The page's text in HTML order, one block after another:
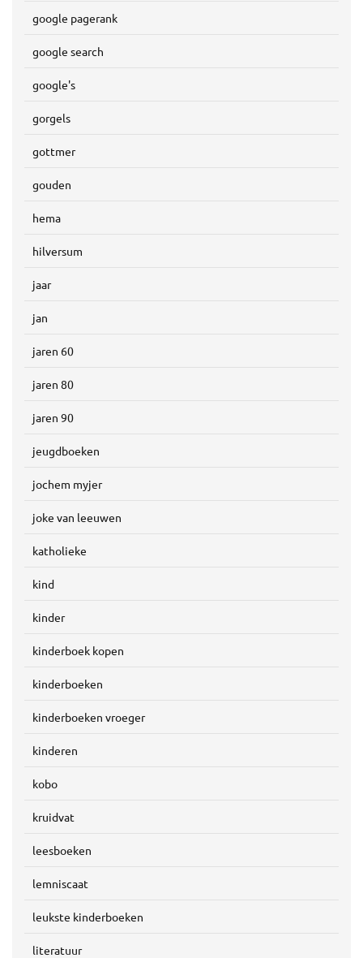
google pagerank
google search
google's
gorgels
gottmer
gouden
hema
hilversum
jaar
jan
jaren 60
jaren 80
jaren 90
jeugdboeken
jochem myjer
joke van leeuwen
katholieke
kind
kinder
kinderboek kopen
kinderboeken
kinderboeken vroeger
kinderen
kobo
kruidvat
leesboeken
lemniscaat
leukste kinderboeken
literatuur